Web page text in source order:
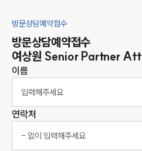
방문상담예약접수
방문상담예약접수
여상원 Senior Partner
이름
연락처